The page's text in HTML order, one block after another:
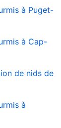
à Puget-
à Cap-
de nids de
à